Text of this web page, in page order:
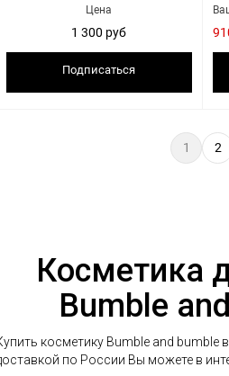
Цена
1 300 руб
Подписаться
1 2
Косметика
Bumble
косметику Bumble and bumble
по России Вы можете в